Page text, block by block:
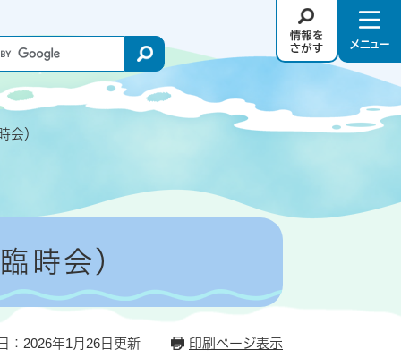
情
報
メ
ニ
会）
時会）
：2026年1月26日更新 印刷ページ表示